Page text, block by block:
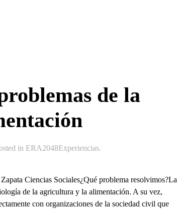
de la
in ERA2048Experiencias.
Ciencias Sociales¿Qué problema resolvimos?La
de la agricultura y la alimentación. A su vez,
con organizaciones de la sociedad civil que